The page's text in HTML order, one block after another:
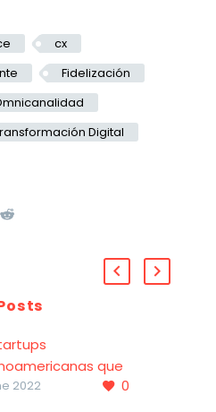
cx
Fidelización
Digital
que
las
0
2022